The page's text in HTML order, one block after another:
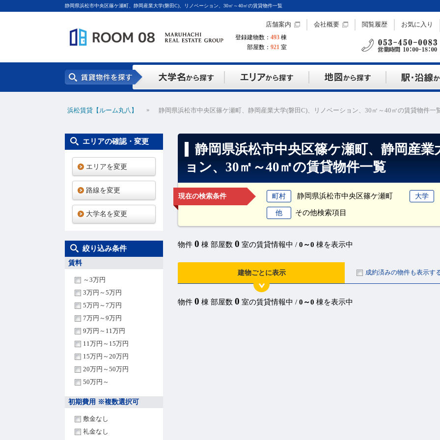
静岡県浜松市中央区篠ケ瀬町、静岡産業大学(磐田C)、リノベーション、30㎡～40㎡の賃貸物件一覧
登録建物数： 493 棟
部屋数： 921 室
店舗案内 会社概要 閲覧履歴 お気に入り
浜松賃貸【ルーム丸八】 » 静岡県浜松市中央区篠ケ瀬町、静岡産業大学(磐田C)、リノベーション、30㎡～40㎡の賃貸物件一
静岡県浜松市中央区篠ケ瀬町、静岡産
ョン、30㎡～40㎡の賃貸物件一覧
現在の検索条件 町村 静岡県浜松市中央区篠ケ瀬町 大学
他 その他検索項目
物件 0 棟 部屋数 0 室の賃貸情報中 / 0～0 棟を表示中
建物ごとに表示 成約済みの物件も表示す
物件 0 棟 部屋数 0 室の賃貸情報中 / 0～0 棟を表示中
エリアの確認・変更
エリアを変更
路線を変更
大学名を変更
絞り込み条件
賃料
～3万円
3万円～5万円
5万円～7万円
7万円～9万円
9万円～11万円
11万円～15万円
15万円～20万円
20万円～50万円
50万円～
初期費用 ※複数選択可
敷金なし
礼金なし